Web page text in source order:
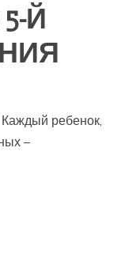
Й
ребенок,
–